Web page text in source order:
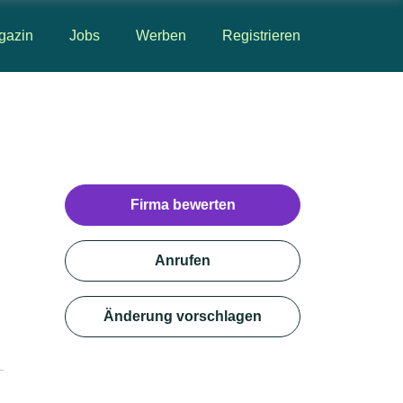
Jobs Werben Registrieren
Firma bewerten
Anrufen
Änderung vorschlagen